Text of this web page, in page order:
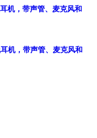
机，带声管、麦克风和
机，带声管、麦克风和